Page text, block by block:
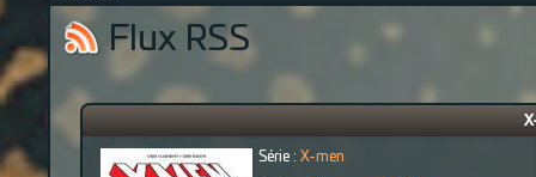
Flux RSS
Série : X-men